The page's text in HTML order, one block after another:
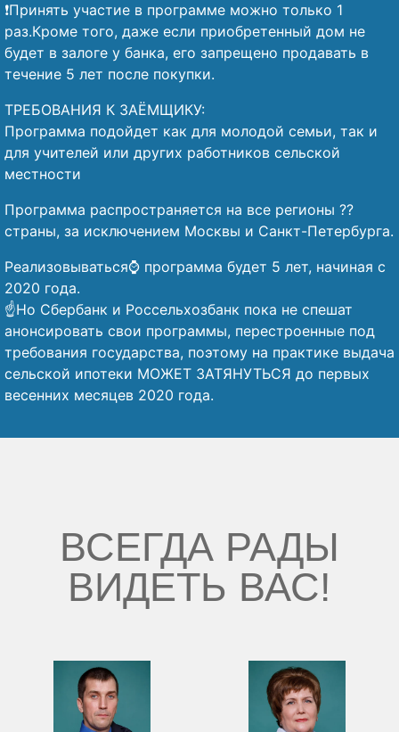
❗Принять участие в программе можно только 1
раз.Кроме того, даже если приобретенный дом не
будет в залоге у банка, его запрещено продавать в
течение 5 лет после покупки.
ТРЕБОВАНИЯ К ЗАЁМЩИКУ:
Программа подойдет как для молодой семьи, так и
для учителей или других работников сельской
местности
Программа распространяется на все регионы ??
страны, за исключением Москвы и Санкт-Петербурга.
Реализовываться⌚ программа будет 5 лет, начиная с
2020 года.
☝️Но Сбербанк и Россельхозбанк пока не спешат
анонсировать свои программы, перестроенные под
требования государства, поэтому на практике выдача
сельской ипотеки МОЖЕТ ЗАТЯНУТЬСЯ до первых
весенних месяцев 2020 года.
ВСЕГДА РАДЫ
ВИДЕТЬ ВАС!